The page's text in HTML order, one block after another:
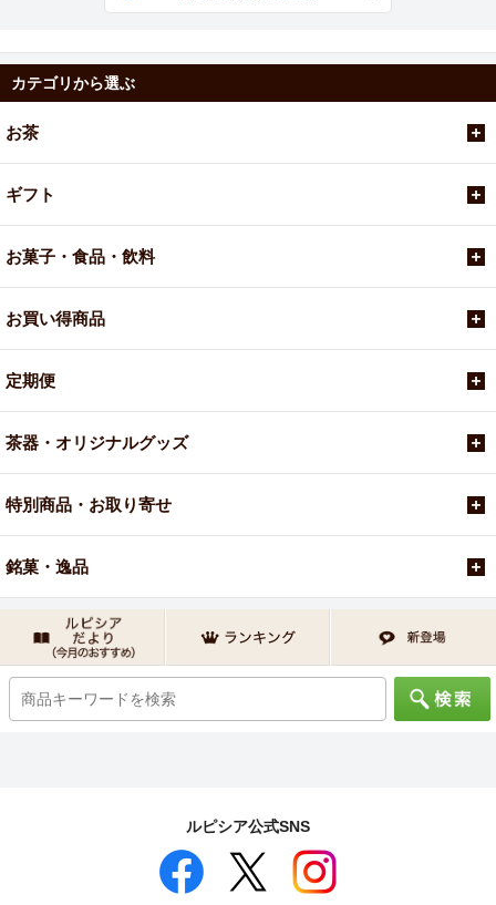
カテゴリから選ぶ
お茶
ギフト
お菓子・食品・飲料
お買い得商品
定期便
茶器・オリジナルグッズ
特別商品・お取り寄せ
銘菓・逸品
ルピシア公式SNS